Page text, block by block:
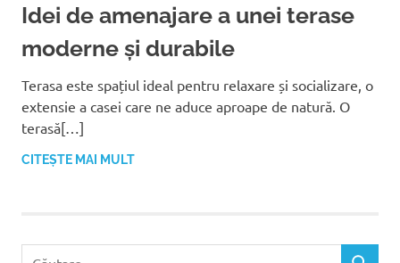
Idei de amenajare a unei terase
moderne și durabile
Terasa este spațiul ideal pentru relaxare și socializare, o
extensie a casei care ne aduce aproape de natură. O
terasă[…]
CITEȘTE MAI MULT